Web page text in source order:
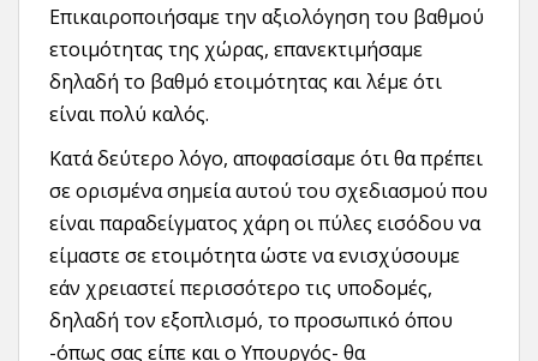
Επικαιροποιήσαμε την αξιολόγηση του βαθμού
ετοιμότητας της χώρας, επανεκτιμήσαμε
δηλαδή το βαθμό ετοιμότητας και λέμε ότι
είναι πολύ καλός.
Κατά δεύτερο λόγο, αποφασίσαμε ότι θα πρέπει
σε ορισμένα σημεία αυτού του σχεδιασμού που
είναι παραδείγματος χάρη οι πύλες εισόδου να
είμαστε σε ετοιμότητα ώστε να ενισχύσουμε
εάν χρειαστεί περισσότερο τις υποδομές,
δηλαδή τον εξοπλισμό, το προσωπικό όπου
-όπως σας είπε και ο Υπουργός- θα